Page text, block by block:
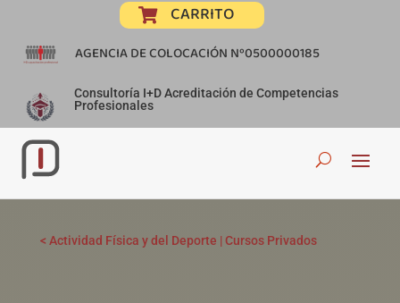
 CARRITO
AGENCIA DE COLOCACIÓN Nº0500000185
Consultoría I+D Acreditación de Competencias
Profesionales
< Actividad Física y del Deporte |Cursos Privados